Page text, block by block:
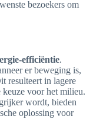
bezoekers om
efficiëntie.
er beweging is,
resulteert in lagere
keuze voor het milieu.
wordt, bieden
oplossing voor